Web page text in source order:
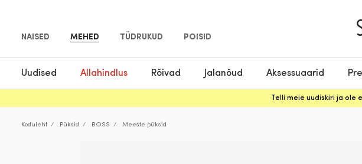
NAISED MEHED TÜDRUKUD POISID
Uudised Allahindlus Rõivad Jalanõud Aksessuaarid
Telli meie uudiskiri ja ole
Koduleht Püksid BOSS Meeste püksid